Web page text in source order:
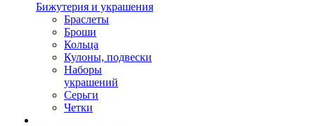
Бижутерия и украшения
Браслеты
Броши
Кольца
Кулоны, подвески
Наборы
украшений
Серьги
Четки